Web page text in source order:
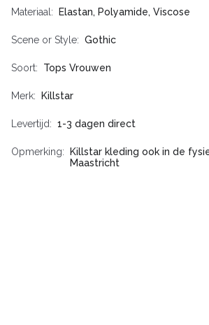
Materiaal Elastan, Polyamide, Viscose
Scene or Style Gothic
Soort Tops Vrouwen
Merk Killstar
Levertijd 1-3 dagen direct
Opmerking
Killstar kleding ook in de
Maastricht